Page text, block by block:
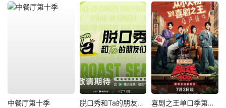
中餐厅第十季 脱口秀和Ta的朋友们第三季 喜剧之王单口季第三季